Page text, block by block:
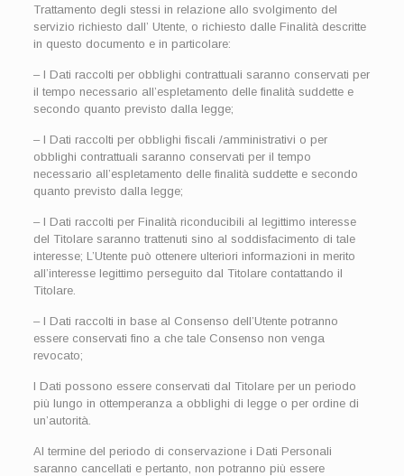
Trattamento degli stessi in relazione allo svolgimento del
servizio richiesto dall’ Utente, o richiesto dalle Finalità descritte
in questo documento e in particolare:
– I Dati raccolti per obblighi contrattuali saranno conservati per
il tempo necessario all’espletamento delle finalità suddette e
secondo quanto previsto dalla legge;
– I Dati raccolti per obblighi fiscali /amministrativi o per
obblighi contrattuali saranno conservati per il tempo
necessario all’espletamento delle finalità suddette e secondo
quanto previsto dalla legge;
– I Dati raccolti per Finalità riconducibili al legittimo interesse
del Titolare saranno trattenuti sino al soddisfacimento di tale
interesse; L’Utente può ottenere ulteriori informazioni in merito
all’interesse legittimo perseguito dal Titolare contattando il
Titolare.
– I Dati raccolti in base al Consenso dell’Utente potranno
essere conservati fino a che tale Consenso non venga
revocato;
I Dati possono essere conservati dal Titolare per un periodo
più lungo in ottemperanza a obblighi di legge o per ordine di
un’autorità.
Al termine del periodo di conservazione i Dati Personali
saranno cancellati e pertanto, non potranno più essere